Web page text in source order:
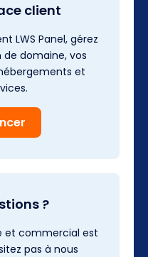
client
LWS Panel, gérez
domaine, vos
et
?
et commercial est
pas à nous